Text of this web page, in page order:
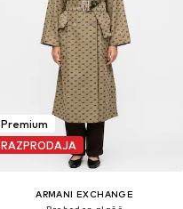
Premium
RAZPRODAJA
ARMANI EXCHANGE